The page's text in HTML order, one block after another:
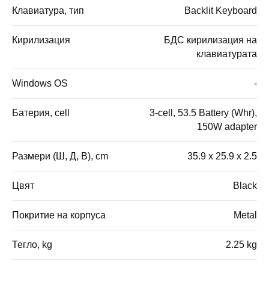
Клавиатура, тип Backlit Keyboard
Кирилизация
БДС кирилизация на
клавиатурата
Windows OS -
Батерия, cell
3-cell, 53.5 Battery (Whr),
150W adapter
Размери (Ш, Д, В), cm 35.9 x 25.9 x 2.5
Цвят Black
Покритие на корпуса Metal
Тегло, kg 2.25 kg